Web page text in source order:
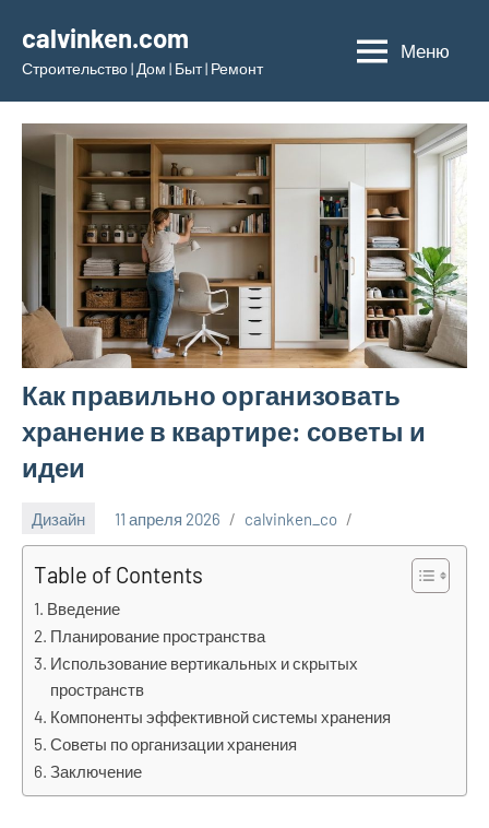
содержимому
calvinken.com
Строительство | Дом | Быт | Ремонт
Меню
Как правильно организовать
хранение в квартире: советы и
идеи
Дизайн 11 апреля 2026 calvinken_co
Table of Contents
Введение
Планирование пространства
Использование вертикальных и скрытых
пространств
Компоненты эффективной системы хранения
Советы по организации хранения
Заключение